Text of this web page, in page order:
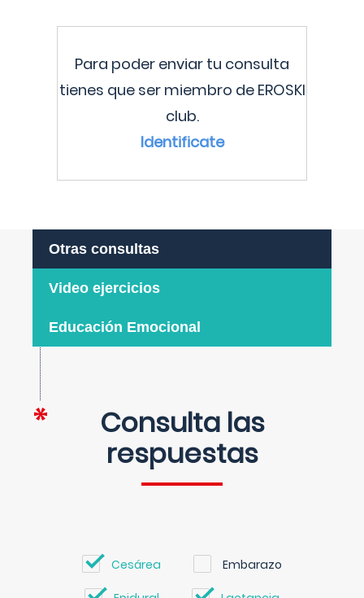
Para poder enviar tu consulta
tienes que ser miembro de EROSKI
club.
Identificate
Otras consultas
Video ejercicios
Educación Emocional
Consulta las
respuestas
Cesárea Embarazo